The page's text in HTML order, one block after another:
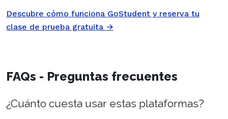
Descubre cómo funciona GoStudent y reserva tu
clase de prueba gratuita →
FAQs - Preguntas frecuentes
¿Cuánto cuesta usar estas plataformas?